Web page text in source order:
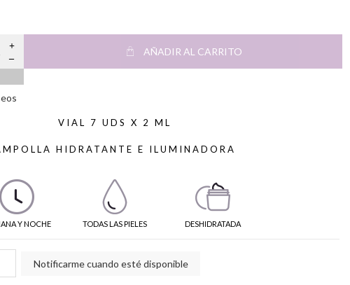
AÑADIR AL CARRITO
VIAL 7 UDS X 2 ML
HIDRATANTE E ILUMINADORA
Y NOCHE TODAS LAS PIELES DESHIDRATADA
Notificarme cuando esté disponible